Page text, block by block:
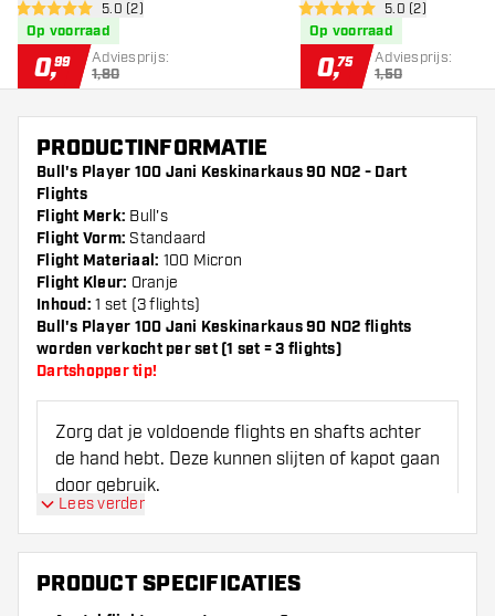
open reviews drawer
5 score sterren5.0 (2)
Op voorraad
0,99 Adviesprijs:
1,80
open reviews
5 score sterren5.0 (2)
Op voorraad
0,75 Adviesprijs:
1,50
PRODUCTINFORMATIE
Bull's Player 100 Jani Keskinarkaus 90 NO2 - Dart
Flights
Flight Merk: Bull's
Flight Vorm: Standaard
Flight Materiaal: 100 Micron
Flight Kleur: Oranje
Inhoud: 1 set (3 flights)
Bull's Player 100 Jani Keskinarkaus 90 NO2 flights
worden verkocht per set (1 set = 3 flights)
Dartshopper tip!
Zorg dat je voldoende flights en shafts achter
de hand hebt. Deze kunnen slijten of kapot gaan
door gebruik.
Probeer eens een andere vorm, materiaal of
dikte van de flights om erachter te komen
Lees verder
PRODUCT SPECIFICATIES